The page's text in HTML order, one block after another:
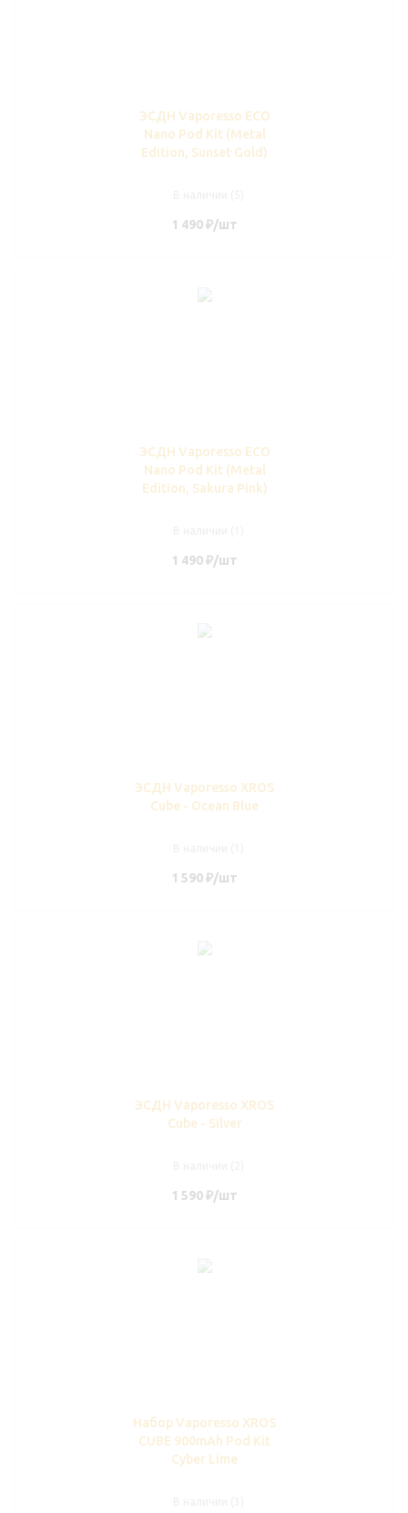
ЭСДН Vaporesso ECO
Nano Pod Kit (Metal
Edition, Sunset Gold)
1 490₽/шт
ЭСДН Vaporesso ECO
Nano Pod Kit (Metal
Edition, Sakura Pink)
1 490₽/шт
ЭСДН Vaporesso XROS
Cube - Ocean Blue
1 590₽/шт
ЭСДН Vaporesso XROS
Cube - Silver
1 590₽/шт
Набор Vaporesso XROS
CUBE 900mAh Pod Kit
Cyber Lime